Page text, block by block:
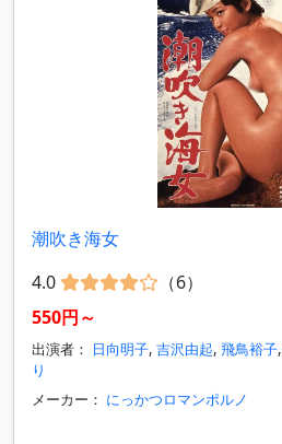
潮吹き海女
4.0
（6）
550円～
出演者： 日向明子, 吉沢由起, 飛鳥裕子,
り
メーカー： にっかつロマンポルノ